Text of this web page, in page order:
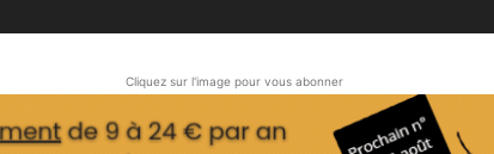
Cliquez sur l'image pour vous abonner